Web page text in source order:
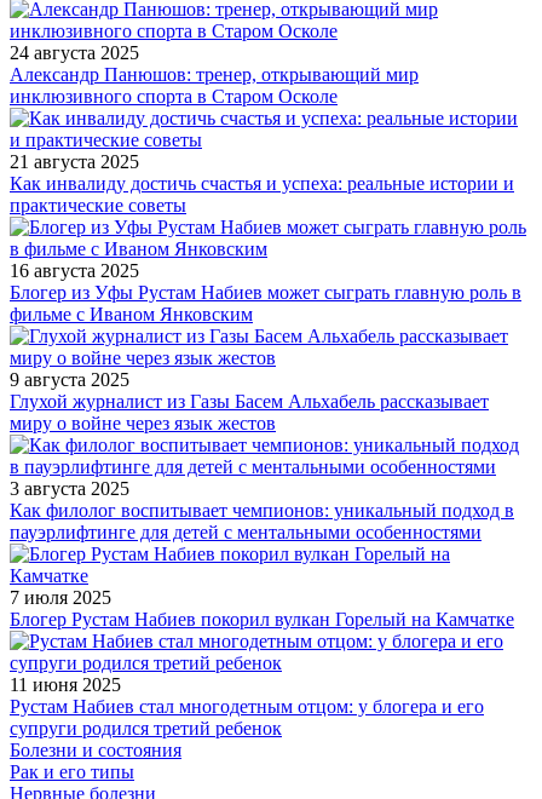
24 августа 2025
Александр Панюшов: тренер, открывающий мир
инклюзивного спорта в Старом Осколе
21 августа 2025
Как инвалиду достичь счастья и успеха: реальные истории и
практические советы
16 августа 2025
Блогер из Уфы Рустам Набиев может сыграть главную роль в
фильме с Иваном Янковским
9 августа 2025
Глухой журналист из Газы Басем Альхабель рассказывает
миру о войне через язык жестов
3 августа 2025
Как филолог воспитывает чемпионов: уникальный подход в
пауэрлифтинге для детей с ментальными особенностями
7 июля 2025
Блогер Рустам Набиев покорил вулкан Горелый на Камчатке
11 июня 2025
Рустам Набиев стал многодетным отцом: у блогера и его
супруги родился третий ребенок
Болезни и состояния
Рак и его типы
Нервные болезни